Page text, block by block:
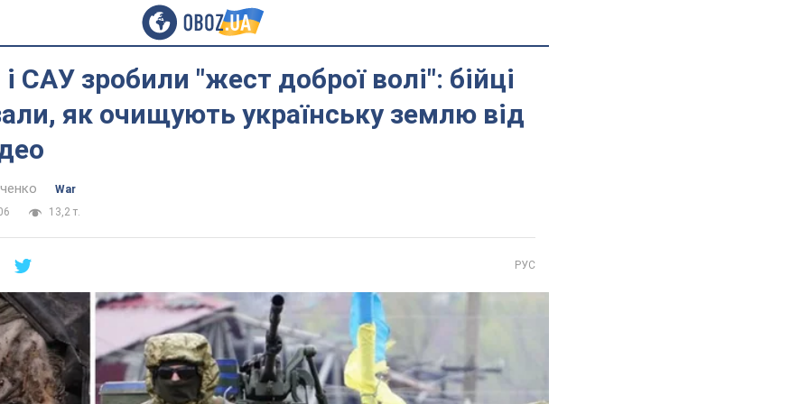
САУ зробили "жест доброї волі": бійці
як очищують українську землю від
War
13,2 т.
РУС